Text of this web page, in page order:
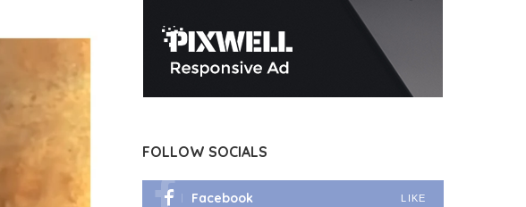
FOLLOW SOCIALS
Facebook LIKE